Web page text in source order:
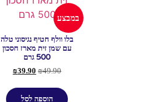
במבצע
בלו וולף חטיף נגיסוני טלה
עם שמן זית מארז חסכון
500 גרם
₪49.90
₪39.90
הוספה לסל